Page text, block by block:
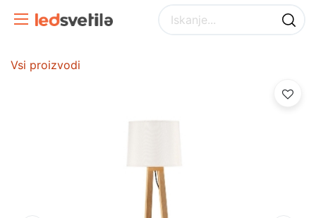
Vsi proizvodi